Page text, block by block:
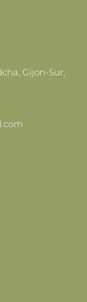
Gijon-Sur,